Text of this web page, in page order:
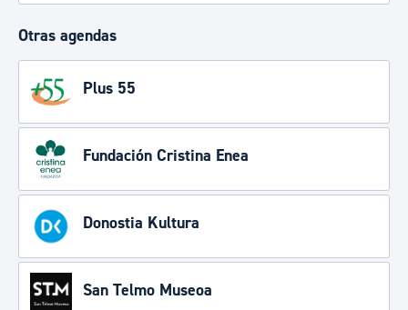
Otras agendas
Plus 55
Fundación Cristina Enea
Donostia Kultura
San Telmo Museoa